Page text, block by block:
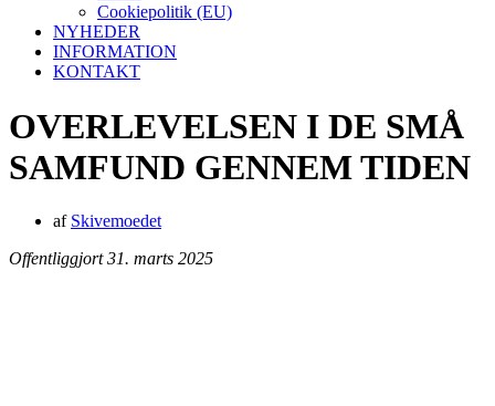
Cookiepolitik (EU)
NYHEDER
INFORMATION
KONTAKT
OVERLEVELSEN I DE SMÅ
SAMFUND GENNEM TIDEN
af Skivemoedet
Offentliggjort 31. marts 2025